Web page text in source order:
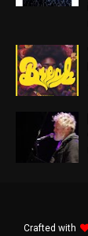
Crafted with